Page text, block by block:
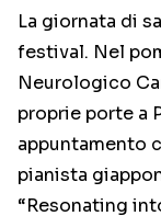
La giornata di
festival. Nel
Neurologico
proprie porte a
appuntamento
pianista
“Resonating